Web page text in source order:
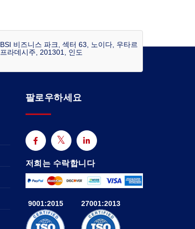
BSI 비즈니스 파크, 섹터 63, 노이다, 우타르
프라데시주, 201301, 인도
팔로우하세요
저희는 수락합니다
9001:2015 27001:2013